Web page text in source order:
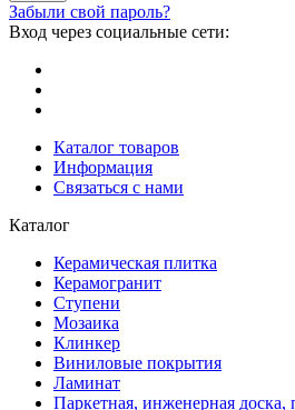
Забыли свой пароль?
Вход через социальные сети:
Каталог товаров
Информация
Связаться с нами
Каталог
Керамическая плитка
Керамогранит
Ступени
Мозаика
Клинкер
Виниловые покрытия
Ламинат
Паркетная, инженерная доска,